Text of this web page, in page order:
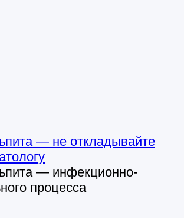
— не откладывайте
— инфекционно-
процесса